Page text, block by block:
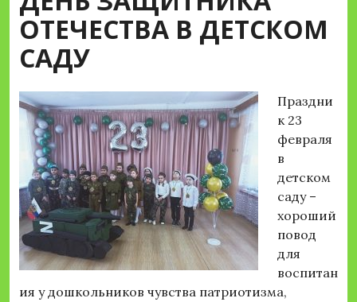
ОТЕЧЕСТВА В ДЕТСКОМ
САДУ
Праздни
к 23
февраля
в
детском
саду –
хороший
повод
для
воспитан
ия у дошкольников чувства патриотизма,